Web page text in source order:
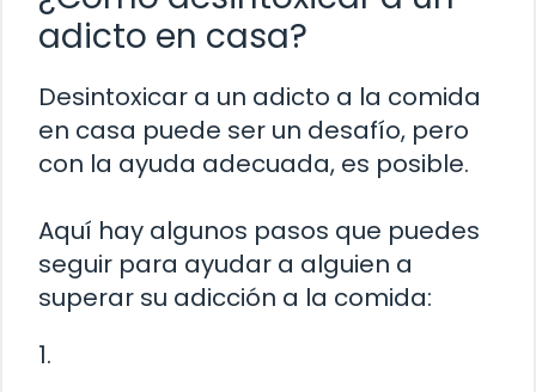
adicto en casa?
Desintoxicar a un adicto a la comida
en casa puede ser un desafío, pero
con la ayuda adecuada, es posible.
Aquí hay algunos pasos que puedes
seguir para ayudar a alguien a
superar su adicción a la comida:
1.